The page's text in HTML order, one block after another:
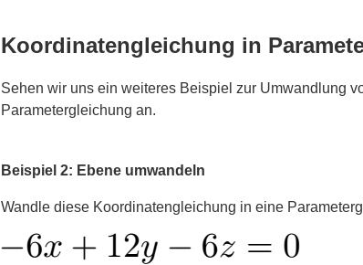
Koordinatengleichung in
Sehen wir uns ein weiteres Beispiel zur Umwandlung
Parametergleichung an.
Beispiel 2: Ebene umwandeln
Wandle diese Koordinatengleichung in eine